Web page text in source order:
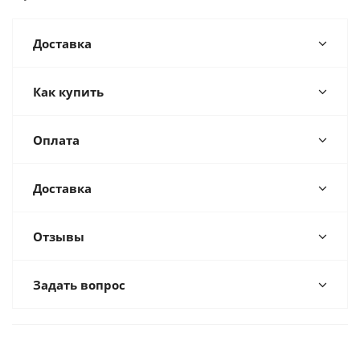
Доставка
Как купить
Оплата
Доставка
Отзывы
Задать вопрос